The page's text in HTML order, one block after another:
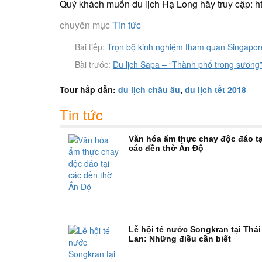
Quý khách muốn du lịch Hạ Long hãy truy cập:
chuyên mụcTin tức
Bài tiếp: Trọn bộ kinh nghiệm tham quan
Bài trước: Du lịch Sapa – “Thành phố trong
Tour hấp dẫn: du lịch châu âu, du lịch tết 2018
Tin tức
Văn hóa ẩm thực chay độc đáo
các đền thờ Ấn Độ
Lễ hội té nước Songkran tại Thái
Lan: Những điều cần biết